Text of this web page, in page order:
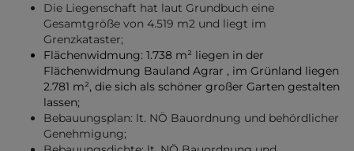
Die Liegenschaft hat laut Grundbuch eine
Gesamtgröße von 4.519 m2 und liegt im
Grenzkataster;
Flächenwidmung: 1.738 m² liegen in der
Flächenwidmung Bauland Agrar , im Grünland liegen
2.781 m², die sich als schöner großer Garten gestalten
lassen;
Bebauungsplan: lt. NÖ Bauordnung und behördlicher
Genehmigung;